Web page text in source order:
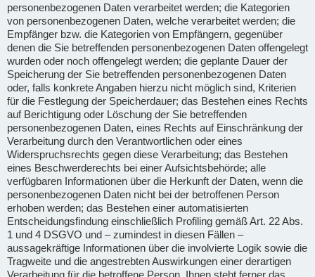
personenbezogenen Daten verarbeitet werden; die Kategorien
von personenbezogenen Daten, welche verarbeitet werden; die
Empfänger bzw. die Kategorien von Empfängern, gegenüber
denen die Sie betreffenden personenbezogenen Daten offengelegt
wurden oder noch offengelegt werden; die geplante Dauer der
Speicherung der Sie betreffenden personenbezogenen Daten
oder, falls konkrete Angaben hierzu nicht möglich sind, Kriterien
für die Festlegung der Speicherdauer; das Bestehen eines Rechts
auf Berichtigung oder Löschung der Sie betreffenden
personenbezogenen Daten, eines Rechts auf Einschränkung der
Verarbeitung durch den Verantwortlichen oder eines
Widerspruchsrechts gegen diese Verarbeitung; das Bestehen
eines Beschwerderechts bei einer Aufsichtsbehörde; alle
verfügbaren Informationen über die Herkunft der Daten, wenn die
personenbezogenen Daten nicht bei der betroffenen Person
erhoben werden; das Bestehen einer automatisierten
Entscheidungsfindung einschließlich Profiling gemäß Art. 22 Abs.
1 und 4 DSGVO und – zumindest in diesen Fällen –
aussagekräftige Informationen über die involvierte Logik sowie die
Tragweite und die angestrebten Auswirkungen einer derartigen